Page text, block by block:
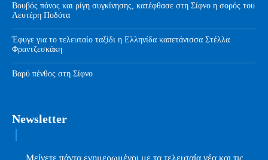
Βουβός πόνος και ρίγη συγκίνησης, κατέφθασε στη Σίφνο η σορός του
Λευτέρη Ποδότα
Έφυγε για το τελευταίο ταξίδι η Ελληνίδα καπετάνισσα Στέλλα
Φραντζεσκάκη
Βαρύ πένθος στη Σίφνο
Newsletter
Μείνετε πάντα ενημερωμένοι με τα τελευταία νέα και τις